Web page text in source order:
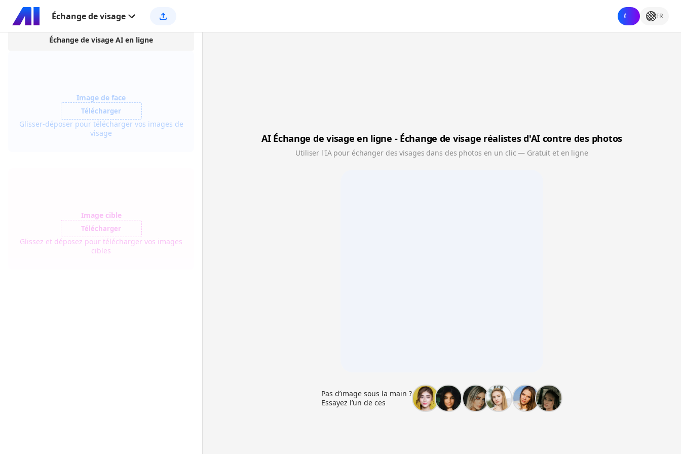
Échange de visage FR
Échange de visage AI en ligne
Image de face
Télécharger
Glisser-déposer pour télécharger vos images de
visage
Image cible
Télécharger
Glissez et déposez pour télécharger vos images
cibles
AI Échange de visage en ligne - Échange de visage réalistes d'AI contre des photos
Utiliser l'IA pour échanger des visages dans des photos en un clic — Gratuit et en ligne
Pas d’image sous la main ?
Essayez l’un de ces